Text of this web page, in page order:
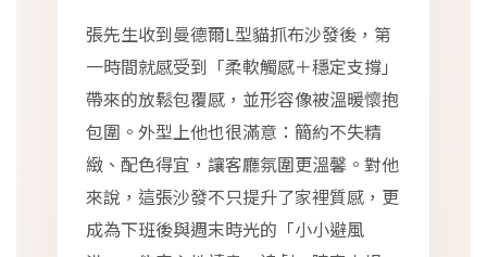
張先生收到曼德爾L型貓抓布沙發後，第
一時間就感受到「柔軟觸感＋穩定支撐」
帶來的放鬆包覆感，並形容像被溫暖懷抱
包圍。外型上他也很滿意：簡約不失精
緻、配色得宜，讓客廳氛圍更溫馨。對他
來說，這張沙發不只提升了家裡質感，更
成為下班後與週末時光的「小小避風